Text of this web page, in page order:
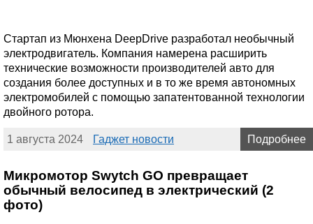
Стартап из Мюнхена DeepDrive разработал необычный
электродвигатель. Компания намерена расширить
технические возможности производителей авто для
создания более доступных и в то же время автономных
электромобилей с помощью запатентованной технологии
двойного ротора.
1 августа 2024 Гаджет новости Подробнее
Микромотор Swytch GO превращает
обычный велосипед в электрический (2
фото)